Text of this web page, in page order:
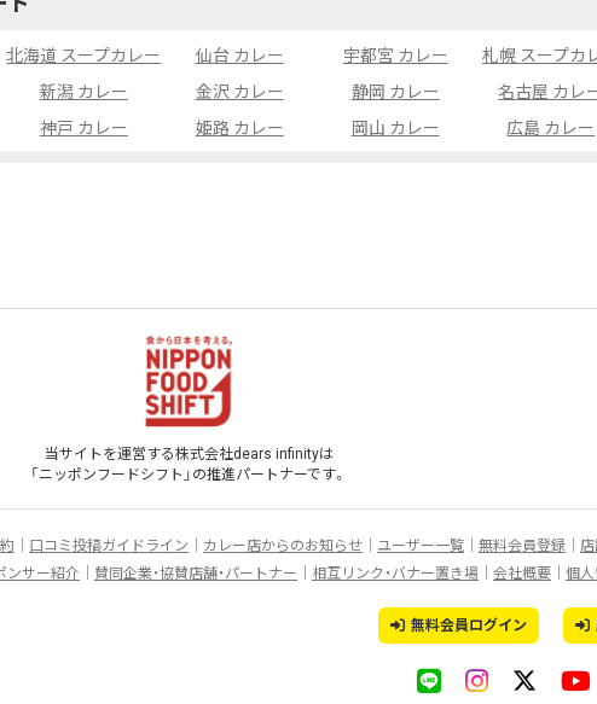
北海道 スープカレー 仙台 カレー 宇都宮 カレー 札幌 スープカ
新潟 カレー 金沢 カレー 静岡 カレー 名古屋 カレ
神戸 カレー 姫路 カレー 岡山 カレー 広島 カレー
当サイトを運営する株式会社dears infinityは
「ニッポンフードシフト」 の推進パートナーです。
口コミ投稿ガイドライン カレー店からのお知らせ ユーザー一覧 無料会員登録
ンサー紹介 賛同企業・協賛店舗・パートナー 相互リンク・バナー置き場 会社概要 個
無料会員ログイン